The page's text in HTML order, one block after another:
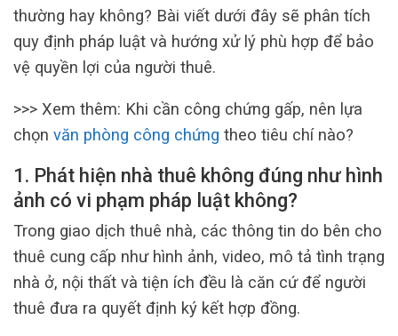
thường hay không? Bài viết dưới đây sẽ phân tích
quy định pháp luật và hướng xử lý phù hợp để bảo
vệ quyền lợi của người thuê.
>>> Xem thêm: Khi cần công chứng gấp, nên lựa
chọn văn phòng công chứng theo tiêu chí nào?
1. Phát hiện nhà thuê không đúng như hình
ảnh có vi phạm pháp luật không?
Trong giao dịch thuê nhà, các thông tin do bên cho
thuê cung cấp như hình ảnh, video, mô tả tình trạng
nhà ở, nội thất và tiện ích đều là căn cứ để người
thuê đưa ra quyết định ký kết hợp đồng.